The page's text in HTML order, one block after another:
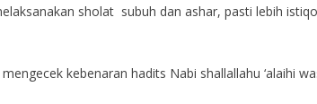
sholat subuh dan ashar, pasti lebih
kebenaran hadits Nabi shallallahu ‘alaihi